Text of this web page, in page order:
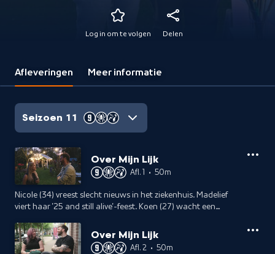
Log in om te volgen Delen
Afleveringen Meer informatie
Seizoen 11
Over Mijn Lijk
Afl. 1 • 50m
Nicole (34) vreest slecht nieuws in het ziekenhuis. Madelief
viert haar '25 and still alive'-feest. Koen (27) wacht een
kaal voor chemo.
Over Mijn Lijk
Afl. 2 • 50m